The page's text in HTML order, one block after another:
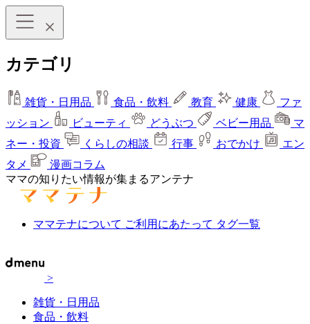
カテゴリ
雑貨・日用品 食品・飲料 教育 健康
ファ
ッション
ビューティ どうぶつ ベビー用品
マ
ネー・投資
くらしの相談 行事 おでかけ
エン
タメ
漫画コラム
ママの知りたい情報が集まるアンテナ
ママテナについて ご利用にあたって タグ一覧
>
雑貨・日用品
食品・飲料